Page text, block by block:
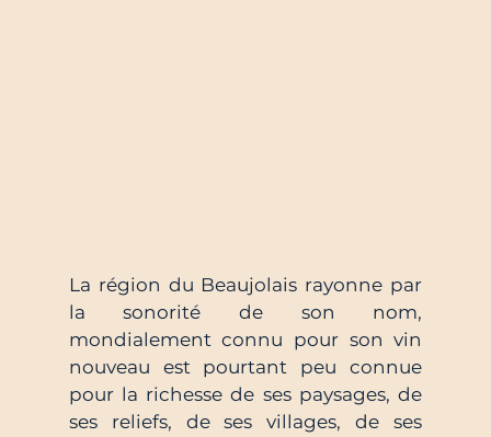
La région du Beaujolais rayonne par
la sonorité de son nom,
mondialement connu pour son vin
nouveau est pourtant peu connue
pour la richesse de ses paysages, de
ses reliefs, de ses villages, de ses